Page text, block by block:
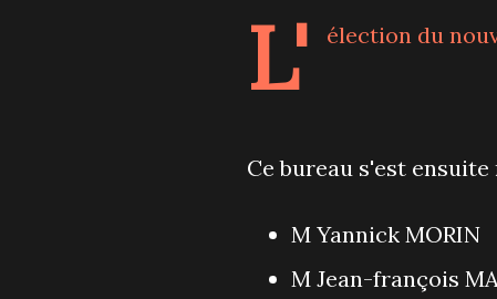
L' élection du
Ce bureau s'est
M Yannick
M Jean-françois